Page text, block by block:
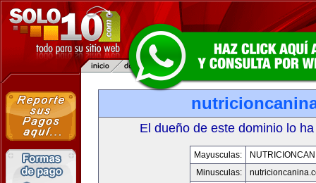
El dueño de este dominio lo
Mayusculas:
Minusculas: